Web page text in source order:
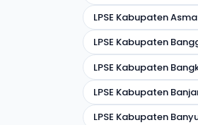
LPSE Kabupaten
LPSE Kabupaten
LPSE Kabupaten
LPSE Kabupaten
LPSE Kabupaten